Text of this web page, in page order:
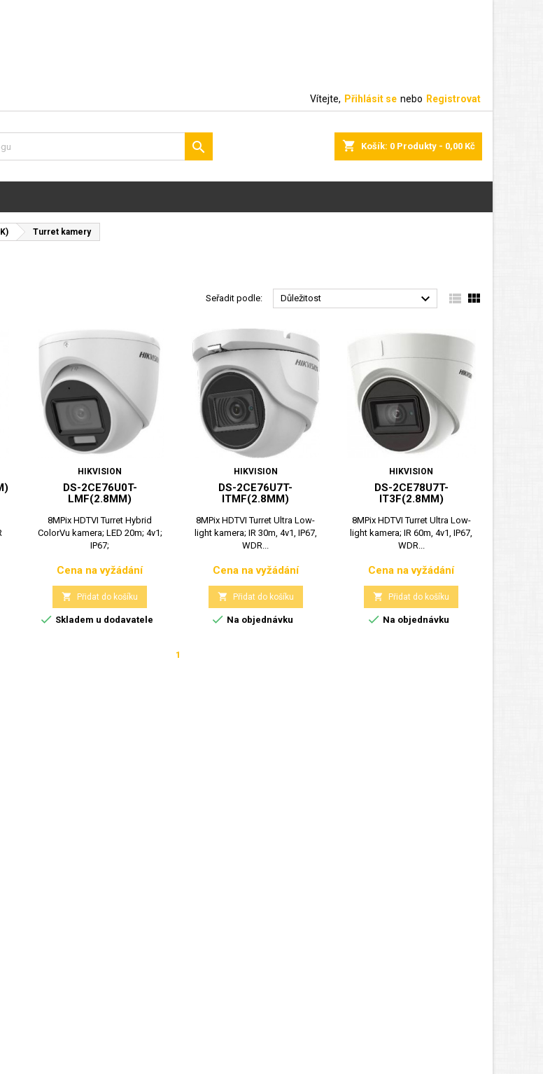
Vítejte, Přihlásit se nebo Registrovat
shopping_cart Košík: 0 Produkty - 0,00 Kč

Turret kamery
Seřadit podle: Důležitost   
HIKVISION
DS-2CE76U0T-
LMF(2.8MM)
8MPix HDTVI Turret Hybrid
ColorVu kamera; LED 20m; 4v1;
IP67;
Cena
Cena na vyžádání
 Přidat do košíku
 Skladem u dodavatele
HIKVISION
DS-2CE76U7T-
ITMF(2.8MM)
8MPix HDTVI Turret Ultra Low-
light kamera; IR 30m, 4v1, IP67,
WDR...
Cena
Cena na vyžádání
 Přidat do košíku
 Na objednávku
HIKVISION
DS-2CE78U7T-
IT3F(2.8MM)
8MPix HDTVI Turret Ultra Low-
light kamera; IR 60m, 4v1, IP67,
WDR...
Cena
Cena na vyžádání
 Přidat do košíku
 Na objednávku
1